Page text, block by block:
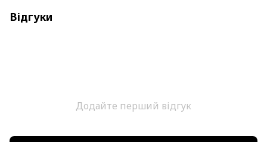
Відгуки
Додайте перший відгук